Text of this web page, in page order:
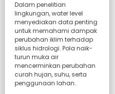
Dalam penelitian
lingkungan, water level
menyediakan data penting
untuk memahami dampak
perubahan iklim terhadap
siklus hidrologi. Pola naik-
turun muka air
mencerminkan perubahan
curah hujan, suhu, serta
penggunaan lahan.